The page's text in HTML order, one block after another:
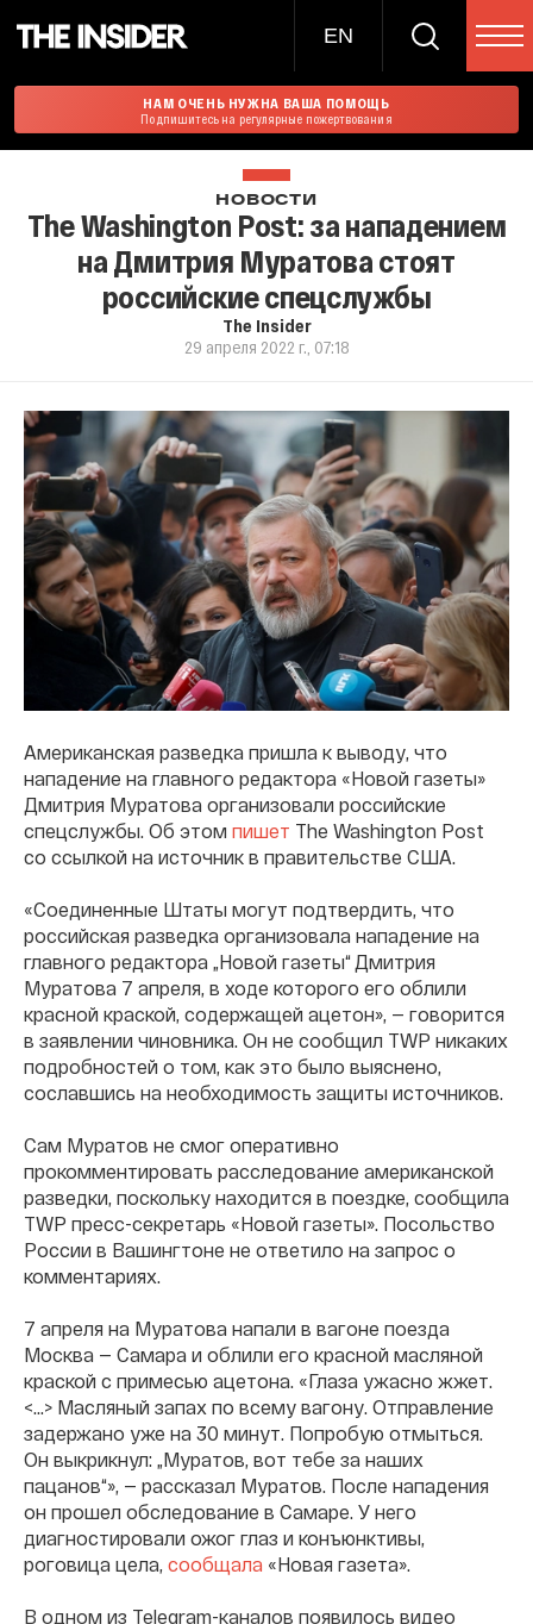
EN
НАМ ОЧЕНЬ НУЖНА ВАША ПОМОЩЬ
Подпишитесь на регулярные пожертвования
НОВОСТИ
The Washington Post: за нападением
на Дмитрия Муратова стоят
российские спецслужбы
The Insider
29 апреля 2022 г., 07:18
Американская разведка пришла к выводу, что
нападение на главного редактора «Новой газеты»
Дмитрия Муратова организовали российские
спецслужбы. Об этом пишет The Washington Post
со ссылкой на источник в правительстве США.
«Соединенные Штаты могут подтвердить, что
российская разведка организовала нападение на
главного редактора „Новой газеты“ Дмитрия
Муратова 7 апреля, в ходе которого его облили
красной краской, содержащей ацетон», — говорится
в заявлении чиновника. Он не сообщил TWP никаких
подробностей о том, как это было выяснено,
сославшись на необходимость защиты источников.
Сам Муратов не смог оперативно
прокомментировать расследование американской
разведки, поскольку находится в поездке, сообщила
TWP пресс-секретарь «Новой газеты». Посольство
России в Вашингтоне не ответило на запрос о
комментариях.
7 апреля на Муратова напали в вагоне поезда
Москва — Самара и облили его красной масляной
краской с примесью ацетона. «Глаза ужасно жжет.
<…> Масляный запах по всему вагону. Отправление
задержано уже на 30 минут. Попробую отмыться.
Он выкрикнул: „Муратов, вот тебе за наших
пацанов“», — рассказал Муратов. После нападения
он прошел обследование в Самаре. У него
диагностировали ожог глаз и конъюнктивы,
роговица цела, сообщала «Новая газета».
В одном из Telegram-каналов появилось видео